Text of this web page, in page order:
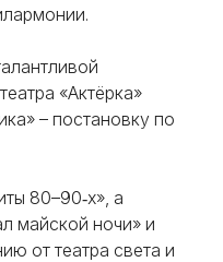
«Актёрка»
– постановку по
80–90‑х», а
майской ночи» и
от театра света и